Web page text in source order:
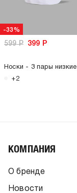
-33%
599Р 399 Р
Носки - 3 пары низкие
+2
КОМПАНИЯ
О бренде
Новости